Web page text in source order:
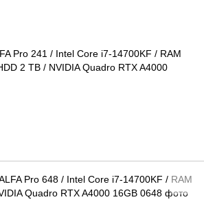
Pro 241 / Intel Core i7-14700KF / RAM
2 TB / NVIDIA Quadro RTX A4000